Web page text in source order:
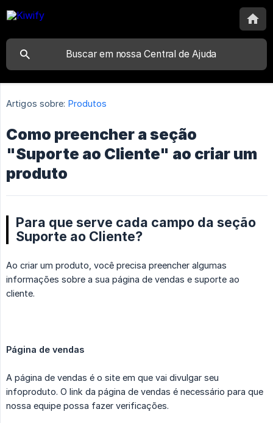
Artigos sobre: Produtos
Como preencher a seção
"Suporte ao Cliente" ao criar um
produto
Para que serve cada campo da seção
Suporte ao Cliente?
Ao criar um produto, você precisa preencher algumas
informações sobre a sua página de vendas e suporte ao
cliente.
Página de vendas
A página de vendas é o site em que vai divulgar seu
infoproduto. O link da página de vendas é necessário para que
nossa equipe possa fazer verificações.